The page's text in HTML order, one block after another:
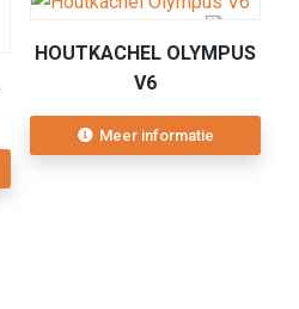
HOUTKACHEL OLYMPUS
V6
Meer informatie